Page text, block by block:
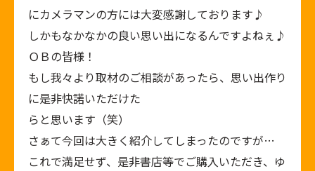
にカメラマンの方には大変感謝しております♪
しかもなかなかの良い思い出になるんですよねぇ♪
ＯＢの皆様！
もし我々より取材のご相談があったら、思い出作り
に是非快諾いただけた
らと思います（笑）
さぁて今回は大きく紹介してしまったのですが…
これで満足せず、是非書店等でご購入いただき、ゆ